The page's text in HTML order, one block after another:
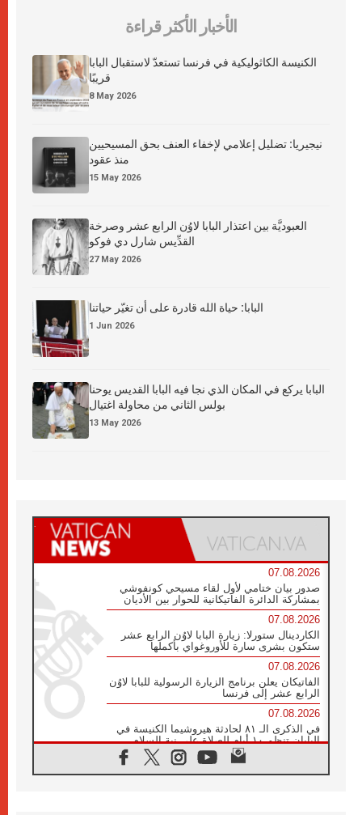
الأخبار الأكثر قراءة
الكنيسة الكاثوليكية في فرنسا تستعدّ لاستقبال البابا
قريبًا
8 May 2026
نيجيريا: تضليل إعلامي لإخفاء العنف بحق المسيحيين
منذ عقود
15 May 2026
العبوديَّة بين اعتذار البابا لاوُن الرابع عشر وصرخة
القدِّيس شارل دي فوكو
27 May 2026
البابا: حياة الله قادرة على أن تغيّر حياتنا
1 Jun 2026
البابا يركع في المكان الذي نجا فيه البابا القديس يوحنا
بولس الثاني من محاولة اغتيال
13 May 2026
07.08.2026
صدور بيان ختامي لأول لقاء مسيحي كونفوشي
بمشاركة الدائرة الفاتيكانية للحوار بين الأديان
07.08.2026
الكاردينال ستورلا: زيارة البابا لاوُن الرابع عشر
ستكون بشرى سارة للأوروغواي بأكملها
07.08.2026
الفاتيكان يعلن برنامج الزيارة الرسولية للبابا لاوُن
الرابع عشر إلى فرنسا
07.08.2026
في الذكرى الـ ٨١ لحادثة هيروشيما الكنيسة في
اليابان تنظم ١٠ أيام للصلاة على نية السلام
الكنيسة في الأوروغواي: زيارة البابا ستعزز